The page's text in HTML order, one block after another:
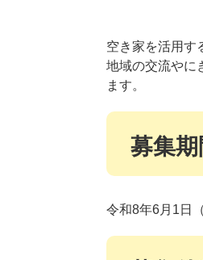
空き家を活用す
地域の交流やに
ます。
募集期
令和8年6月1日